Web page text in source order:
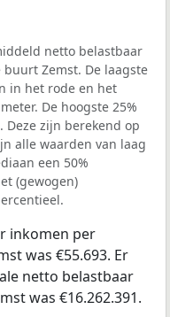
netto belastbaar
Zemst. De laagste
in het rode en het
De hoogste 25%
zijn berekend op
alle waarden van laag
een 50%
(gewogen)
inkomen per
was €55.693. Er
netto belastbaar
was €16.262.391.